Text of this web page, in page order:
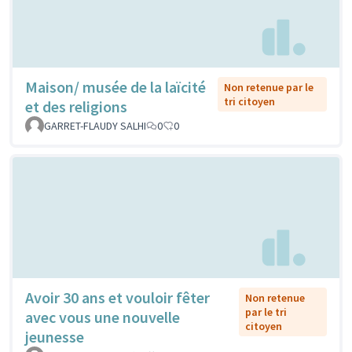
Maison/ musée de la laïcité
et des religions
Non retenue par le
tri citoyen
GARRET-FLAUDY SALHI
0 0
Avoir 30 ans et vouloir fêter
avec vous une nouvelle
jeunesse
Non retenue
par le tri
citoyen